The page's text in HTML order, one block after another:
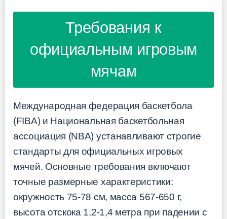
Требования к
официальным игровым
мячам
Международная федерация баскетбола
(FIBA) и Национальная баскетбольная
ассоциация (NBA) устанавливают строгие
стандарты для официальных игровых
мячей. Основные требования включают
точные размерные характеристики:
окружность 75-78 см, масса 567-650 г,
высота отскока 1,2-1,4 метра при падении с